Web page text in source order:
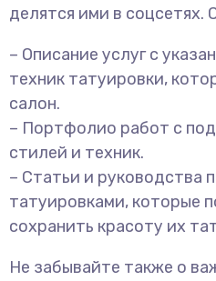
делятся ими в соцсетях.
– Описание услуг с
техник татуировки,
салон.
– Портфолио работ с
стилей и техник.
– Статьи и руководства
татуировками, которые
сохранить красоту их
Не забывайте также о